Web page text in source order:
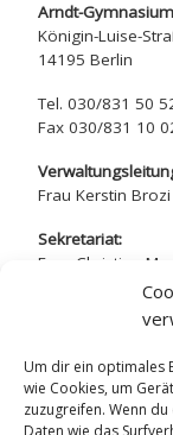
Um dir ein optimales
wie Cookies, um
zuzugreifen. Wenn
Daten wie das
Arndt-
Königin-Luise-
14195 Berlin
Tel. 030/831 50
Fax 030/831 10
Frau Kerstin Brozi
Sekretariat:
Frau Christina
Frau Nadine